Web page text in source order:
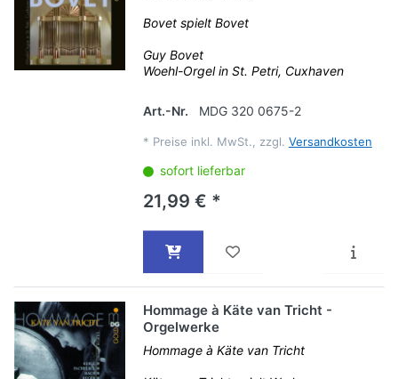
Bovet spielt Bovet
Guy Bovet
Woehl-Orgel in St. Petri, Cuxhaven
Art.-Nr. MDG 320 0675-2
* Preise inkl. MwSt., zzgl. Versandkosten
sofort lieferbar
21,99 € *
Hommage à Käte van Tricht -
Orgelwerke
Hommage à Käte van Tricht